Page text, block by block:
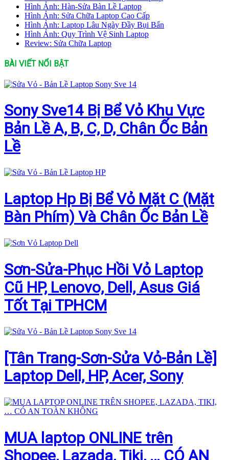
Hình Ảnh: Hàn-Sửa Bàn Lề Laptop
Hình Ảnh: Sửa Chữa Laptop Cao Cấp
Hình Ảnh: Laptop Lâu Ngày Đầy Bụi Bẩn
Hình Ảnh: Quy Trình Vệ Sinh Laptop
Review: Sửa Chữa Laptop
BÀI VIẾT NỔI BẬT
Sony Sve14 Bị Bể Vỏ Khu Vực
Bản Lề A, B, C, D, Chân Ốc Bản
Lề
Laptop Hp Bị Bể Vỏ Mặt C (Mặt
Bàn Phím) Và Chân Ốc Bản Lề
Sơn-Sửa-Phục Hồi Vỏ Laptop
Cũ HP, Lenovo, Dell, Asus Giá
Tốt Tại TPHCM
[Tân Trang-Sơn-Sửa Vỏ-Bản Lề]
Laptop Dell, HP, Acer, Sony
MUA laptop ONLINE trên
Shopee, Lazada, Tiki, … CÓ AN